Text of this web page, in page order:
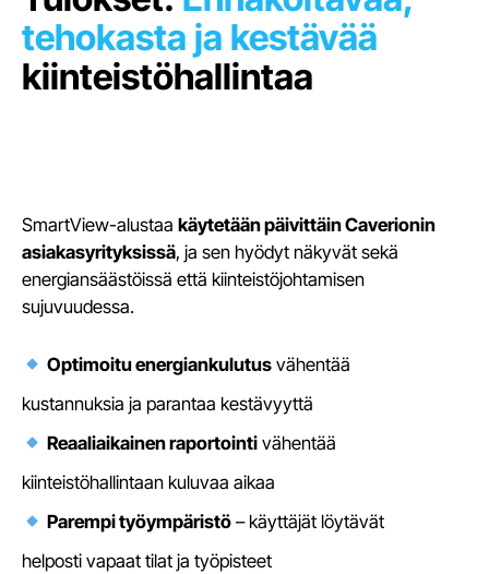
tehokasta ja kestävää
kiinteistöhallintaa
SmartView-alustaa käytetään päivittäin Caverionin
asiakasyrityksissä, ja sen hyödyt näkyvät sekä
energiansäästöissä että kiinteistöjohtamisen
sujuvuudessa.
Optimoitu energiankulutus vähentää
kustannuksia ja parantaa kestävyyttä
Reaaliaikainen raportointi vähentää
kiinteistöhallintaan kuluvaa aikaa
Parempi työympäristö – käyttäjät löytävät
helposti vapaat tilat ja työpisteet